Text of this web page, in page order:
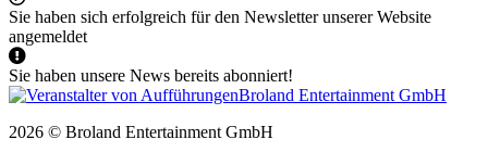
Sie haben sich erfolgreich für den Newsletter unserer Website
angemeldet
Sie haben unsere News bereits abonniert!
2026 © Broland Entertainment GmbH